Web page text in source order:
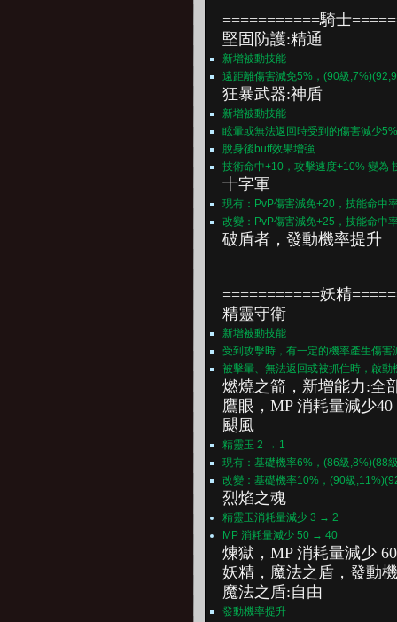
===========騎士
堅固防護:精通
新增被動技能
遠距離傷害減免5%，(90級
狂暴武器:神盾
新增被動技能
眩暈或無法返回時受到的傷害減少
脫身後buff效果增強
技術命中+10，攻擊速度+10% 變為
十字軍
現有：PvP傷害減免+20，技能命中
改變：PvP傷害減免+25，技能命中
破盾者， 發動機率提升
===========妖精
精靈守衛
新增被動技能
受到攻擊時，有一定的機率產生傷害
被擊暈、無法返回或被抓住時，啟動
燃燒之箭， 新增能力:全
鷹眼， MP 消耗量減少
颶風
精靈玉 2 → 1
現有：基礎機率6%，(86級,8%)(88
改變：基礎機率10%，(90級
烈焰之魂
精靈玉消耗量減少 3 → 2
MP 消耗量減少 50 → 40
煉獄， MP 消耗量減少
妖精， 魔法之盾， 發動
魔法之盾:自由
發動機率提升